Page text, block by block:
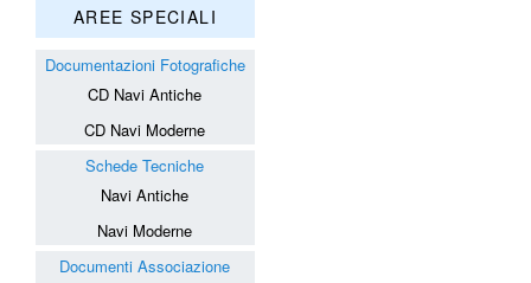
AREE SPECIALI
Documentazioni Fotografiche
CD Navi Antiche
CD Navi Moderne
Schede Tecniche
Navi Antiche
Navi Moderne
Documenti Associazione